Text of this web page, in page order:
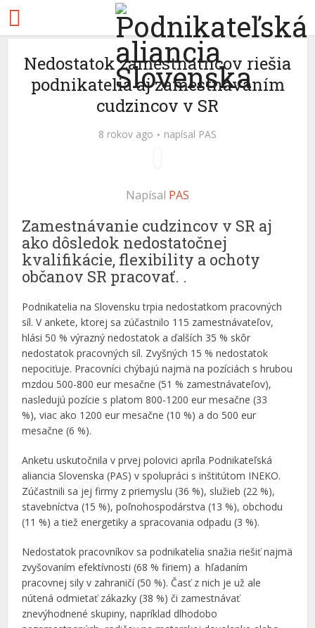
Nedostatok zamestnatncov riešia
podnikatelia aj zamestnávaním
cudzincov v SR
8 rokov ago napísal PAS
Napísal PAS
Zamestnávanie cudzincov v SR aj
ako dôsledok nedostatočnej
kvalifikácie, flexibility a ochoty
občanov SR pracovať. .
Podnikatelia na Slovensku trpia nedostatkom pracovných
síl. V ankete, ktorej sa zúčastnilo 115 zamestnávateľov,
hlási 50 % výrazný nedostatok a ďalších 35 % skôr
nedostatok pracovných síl. Zvyšných 15 % nedostatok
nepociťuje. Pracovníci chýbajú najmä na pozíciách s hrubou
mzdou 500-800 eur mesačne (51 % zamestnávateľov),
nasledujú pozície s platom 800-1200 eur mesačne (33
%), viac ako 1200 eur mesačne (10 %) a do 500 eur
mesačne (6 %).
Anketu uskutočnila v prvej polovici apríla Podnikateľská
aliancia Slovenska (PAS) v spolupráci s inštitútom INEKO.
Zúčastnili sa jej firmy z priemyslu (36 %), služieb (22 %),
stavebníctva (15 %), poľnohospodárstva (13 %), obchodu
(11 %) a tiež energetiky a spracovania odpadu (3 %).
Nedostatok pracovníkov sa podnikatelia snažia riešiť najmä
zvyšovaním efektívnosti (68 % firiem) a hľadaním
pracovnej sily v zahraničí (50 %). Časť z nich je už ale
nútená odmietať zákazky (38 %) či zamestnávať
znevýhodnené skupiny, napríklad dlhodobo